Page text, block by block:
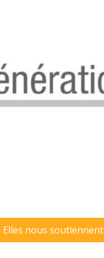
Elles nous soutiennent